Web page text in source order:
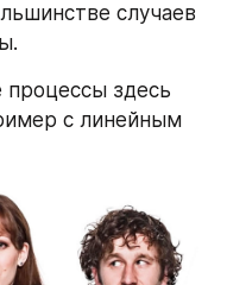
случаев
здесь
с линейным